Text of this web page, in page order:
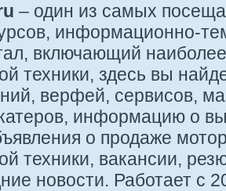
– один из самых
информационно-
включающий
техники, здесь вы
верфей, сервисов,
информацию о
о продаже
техники, вакансии,
новости. Работает с